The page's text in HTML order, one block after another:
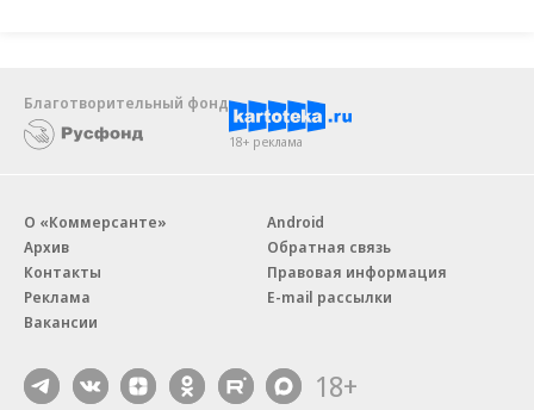
Благотворительный фонд
18+ реклама
О «Коммерсанте»
Архив
Контакты
Реклама
Вакансии
Android
Обратная связь
Правовая информация
E-mail рассылки
18+